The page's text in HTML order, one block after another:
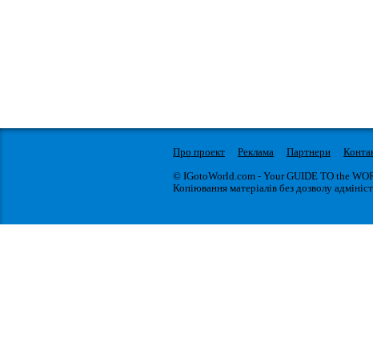
Про проект Реклама Партнери
© IGotoWorld.com - Your GUIDE TO the
Копіювання матеріалів без дозволу